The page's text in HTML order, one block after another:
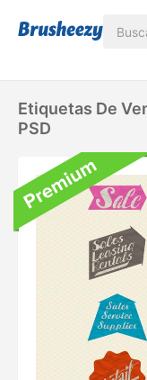
Etiquetas De
PSD